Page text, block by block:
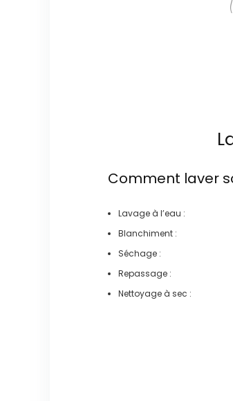
Comment laver
Lavage à l’eau :
Blanchiment :
Séchage :
Repassage :
Nettoyage à sec :